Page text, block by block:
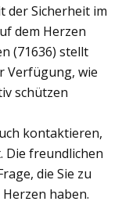
der Sicherheit im
dem Herzen
(71636) stellt
Verfügung, wie
schützen
kontaktieren,
freundlichen
die Sie zu
haben.